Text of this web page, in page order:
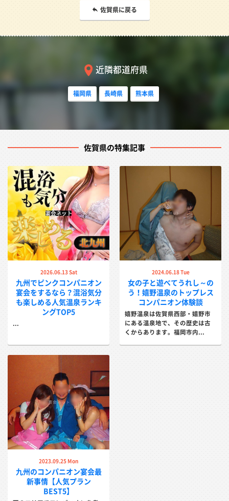
佐賀県に戻る
近隣都道府県
福岡県 長崎県 熊本県
佐賀県の特集記事
2026.06.13 Sat
九州でピンクコンパニオン
宴会をするなら？混浴気分
も楽しめる人気温泉ランキ
ングTOP5
...
2024.06.18 Tue
女の子と遊べてうれし～の
う！嬉野温泉のトップレス
コンパニオン体験談
嬉野温泉は佐賀県西部・嬉野市
にある温泉地で、その歴史は古
くからあります。福岡市内...
2023.09.25 Mon
九州のコンパニオン宴会最
新事情【人気プラン
BEST5】